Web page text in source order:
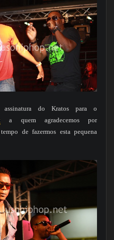
do Kratos para o
a quem agradecemos por
de fazermos esta pequena